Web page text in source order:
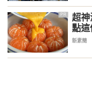
PR
超
點
新素簡